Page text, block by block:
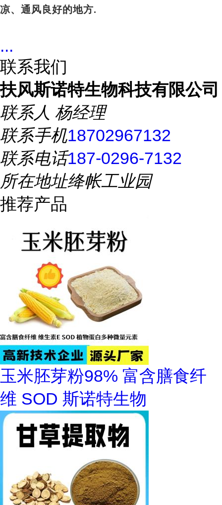
凉、通风良好的地方.
...
联系我们
扶风斯诺特生物科技有限公司
联系人 杨经理
联系手机18702967132
联系电话187-0296-7132
所在地址绛帐工业园
推荐产品
玉米胚芽粉98% 富含膳食纤
维 SOD 斯诺特生物